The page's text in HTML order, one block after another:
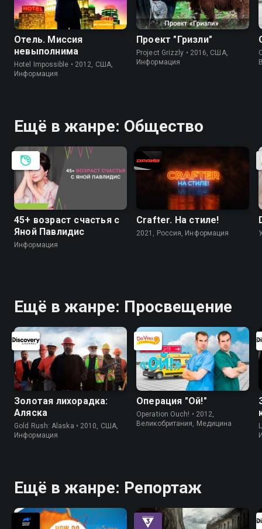
Отель. Миссия
невыполнима
Hotel Impossible • 2012, США,
Информация
Проект "Гризли"
Project Grizzly • 2016, США,
Информация
Ещё в жанре: Общество
45+ возраст счастья с
Яной Павлидис
Информация
Crafter. На стилe!
2021, Россия, Информация
Ещё в жанре: Просвещение
Золотая лихорадка:
Аляска
Gold Rush: Alaska • 2010, США,
Информация
Операция "Ой!"
Operation Ouch! • 2012,
Великобритания, Медицина
Ещё в жанре: Репортаж